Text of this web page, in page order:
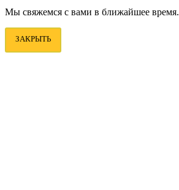
Мы свяжемся с вами в ближайшее время.
ЗАКРЫТЬ